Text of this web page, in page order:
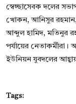
স্বেচ্ছাসেবক দলের
খোকন, আনিসুর রহমান,
আব্দুল হামিদ, মতিনুর
পর্যায়ের নেতাকর্মীরা।
ইউনিয়ন যুবদলের
Tags: